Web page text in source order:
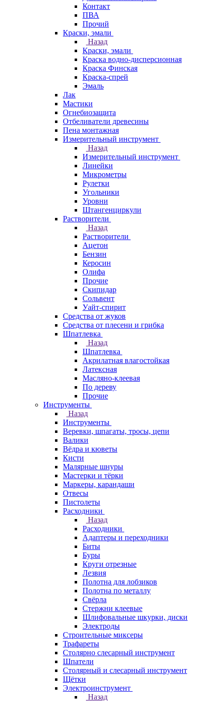
Контакт
ПВА
Прочий
Краски, эмали
Назад
Краски, эмали
Краска водно-дисперсионная
Краска Финская
Краска-спрей
Эмаль
Лак
Мастики
Огнебиозащита
Отбеливатели древесины
Пена монтажная
Измерительный инструмент
Назад
Измерительный инструмент
Линейки
Микрометры
Рулетки
Угольники
Уровни
Штангенциркули
Растворители
Назад
Растворители
Ацетон
Бензин
Керосин
Олифа
Прочие
Скипидар
Сольвент
Уайт-спирит
Средства от жуков
Средства от плесени и грибка
Шпатлевка
Назад
Шпатлевка
Акрилатная влагостойкая
Латексная
Масляно-клеевая
По дереву
Прочие
Инструменты
Назад
Инструменты
Веревки, шпагаты, тросы, цепи
Валики
Вёдра и кюветы
Кисти
Малярные шнуры
Мастерки и тёрки
Маркеры, карандаши
Отвесы
Пистолеты
Расходники
Назад
Расходники
Адаптеры и переходники
Биты
Буры
Круги отрезные
Лезвия
Полотна для лобзиков
Полотна по металлу
Свёрла
Стержни клеевые
Шлифовальные шкурки, диски
Электроды
Строительные миксеры
Трафареты
Столярно слесарный инструмент
Шпатели
Столярный и слесарный инструмент
Щётки
Электроинструмент
Назад